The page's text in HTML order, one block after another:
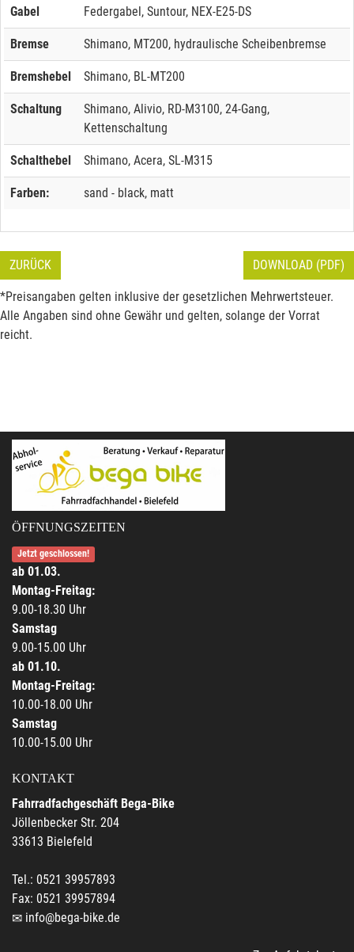
Gabel Federgabel, Suntour, NEX-E25-DS
Bremse Shimano, MT200, hydraulische Scheibenbremse
Bremshebel Shimano, BL-MT200
Schaltung
Shimano, Alivio, RD-M3100, 24-Gang,
Kettenschaltung
Schalthebel Shimano, Acera, SL-M315
Farben: sand - black, matt
ZURÜCK DOWNLOAD (PDF)
*Preisangaben gelten inklusive der gesetzlichen Mehrwertsteuer.
Alle Angaben sind ohne Gewähr und gelten, solange der Vorrat
reicht.
ÖFFNUNGSZEITEN
Jetzt geschlossen!
ab 01.03.
Montag-Freitag:
9.00-18.30 Uhr
Samstag
9.00-15.00 Uhr
ab 01.10.
Montag-Freitag:
10.00-18.00 Uhr
Samstag
10.00-15.00 Uhr
KONTAKT
Fahrradfachgeschäft Bega-Bike
Jöllenbecker Str. 204
33613 Bielefeld
Tel.: 0521 39957893
Fax: 0521 39957894
info@bega-bike.de